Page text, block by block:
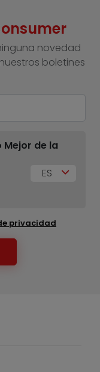
novedad
boletines
Mejor de la
ES
privacidad